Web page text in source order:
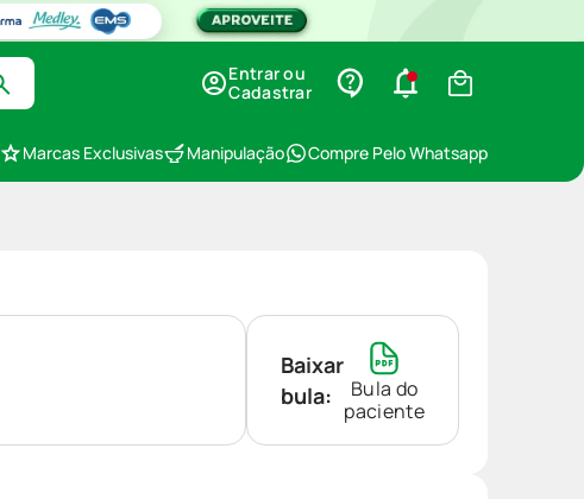
Entrar ou
Cadastrar
Marcas Exclusivas Manipulação Compre Pelo Whatsapp
Baixar
bula:
Bula do
paciente